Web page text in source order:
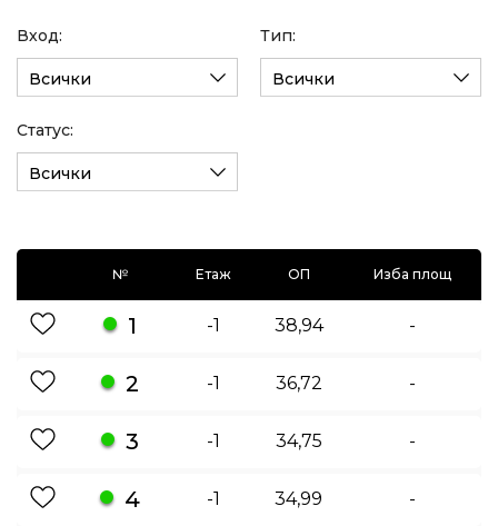
Вход:
Всички
Тип:
Всички
Статус:
Всички
№ Етаж ОП Изба площ
1 -1 38,94 -
2 -1 36,72 -
3 -1 34,75 -
4 -1 34,99 -